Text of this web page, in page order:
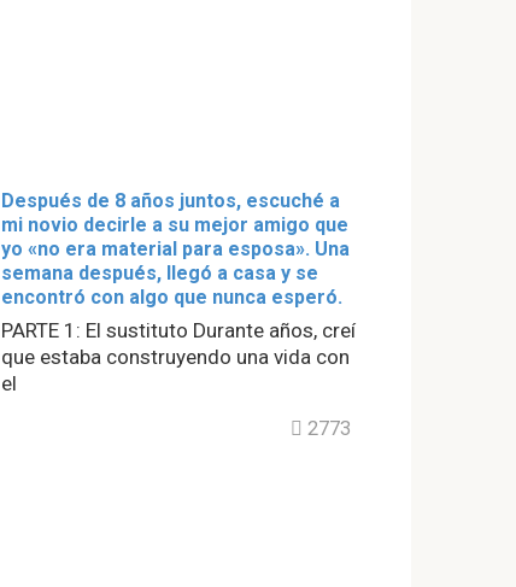
Después de 8 años juntos, escuché a
mi novio decirle a su mejor amigo que
yo «no era material para esposa». Una
semana después, llegó a casa y se
encontró con algo que nunca esperó.
PARTE 1: El sustituto Durante años, creí
que estaba construyendo una vida con
el
2773